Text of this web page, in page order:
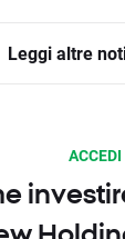
Leggi altre
ACCEDI